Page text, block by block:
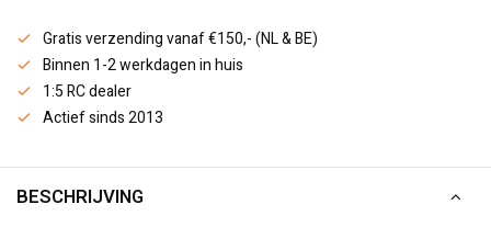
Gratis verzending vanaf €150,- (NL & BE)
Binnen 1-2 werkdagen in huis
1:5 RC dealer
Actief sinds 2013
BESCHRIJVING